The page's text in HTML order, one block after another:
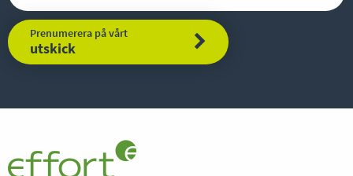
Prenumerera på vårt
utskick